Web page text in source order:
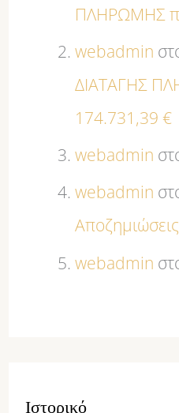
ΠΛΗΡΩΜΗΣ
webadmin
ΔΙΑΤΑΓΗΣ
174.731,39 €
webadmin
webadmin
webadmin
Ιστορικό